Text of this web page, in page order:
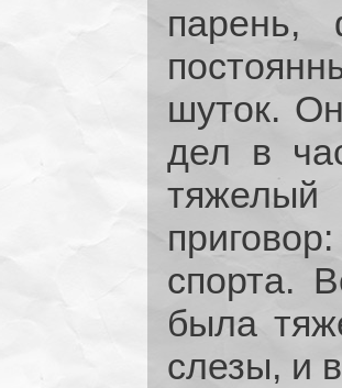
парень,
шуток.
дел в
спорта.
была
слезы, и